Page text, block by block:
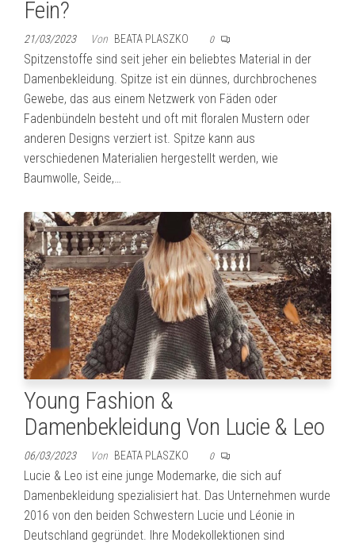
Fein?
21/03/2023 Von BEATA PLASZKO 0
Spitzenstoffe sind seit jeher ein beliebtes Material in der
Damenbekleidung. Spitze ist ein dünnes, durchbrochenes
Gewebe, das aus einem Netzwerk von Fäden oder
Fadenbündeln besteht und oft mit floralen Mustern oder
anderen Designs verziert ist. Spitze kann aus
verschiedenen Materialien hergestellt werden, wie
Baumwolle, Seide,…
Young Fashion &
Damenbekleidung Von Lucie & Leo
06/03/2023 Von BEATA PLASZKO 0
Lucie & Leo ist eine junge Modemarke, die sich auf
Damenbekleidung spezialisiert hat. Das Unternehmen wurde
2016 von den beiden Schwestern Lucie und Léonie in
Deutschland gegründet. Ihre Modekollektionen sind